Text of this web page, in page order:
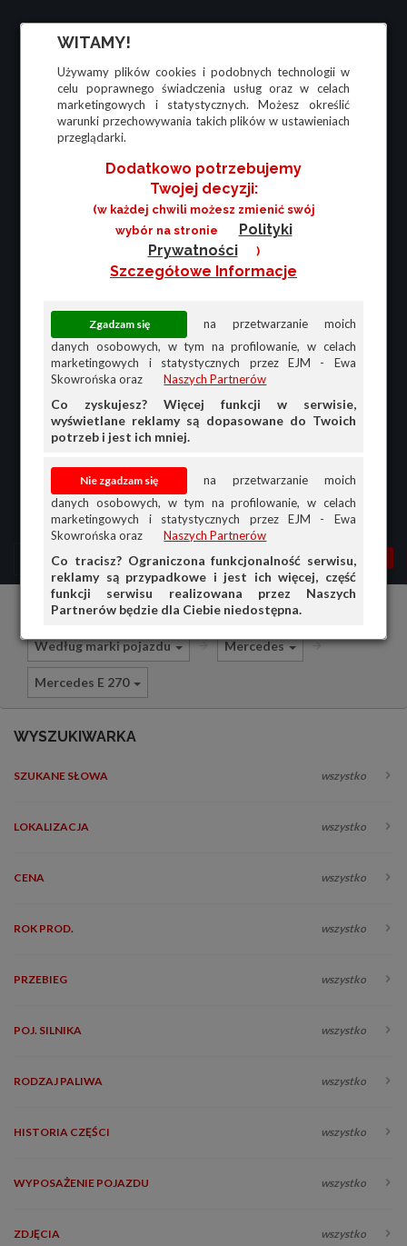
WITAMY!
Używamy plików cookies i podobnych technologii w
celu poprawnego świadczenia usług oraz w celach
marketingowych i statystycznych. Możesz określić
warunki przechowywania takich plików w ustawieniach
przeglądarki.
Dodatkowo potrzebujemy
Twojej decyzji:
(w każdej chwili możesz zmienić swój
wybór na stronie
Polityki
Prywatności
)
Szczegółowe Informacje
na przetwarzanie moich
danych osobowych, w tym na profilowanie, w celach
marketingowych i statystycznych przez EJM - Ewa
Skowrońska oraz
Naszych Partnerów
Co zyskujesz? Więcej funkcji w serwisie,
wyświetlane reklamy są dopasowane do Twoich
potrzeb i jest ich mniej.
na przetwarzanie moich
danych osobowych, w tym na profilowanie, w celach
marketingowych i statystycznych przez EJM - Ewa
Skowrońska oraz
Naszych Partnerów
Co tracisz? Ograniczona funkcjonalność serwisu,
reklamy są przypadkowe i jest ich więcej, część
funkcji serwisu realizowana przez Naszych
Partnerów będzie dla Ciebie niedostępna.
MENU MOJA AG
PRZEGLĄD
OFERTA DLA FIRM
Części i akcesoria samochodowe
Według marki pojazdu Mercedes
Mercedes E 270
WYSZUKIWARKA
SZUKANE SŁOWA wszystko
LOKALIZACJA wszystko
CENA wszystko
ROK PROD. wszystko
PRZEBIEG wszystko
POJ. SILNIKA wszystko
RODZAJ PALIWA wszystko
HISTORIA CZĘŚCI wszystko
WYPOSAŻENIE POJAZDU wszystko
ZDJĘCIA wszystko